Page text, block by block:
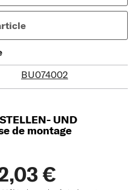
BU074002
UND
de montage
€